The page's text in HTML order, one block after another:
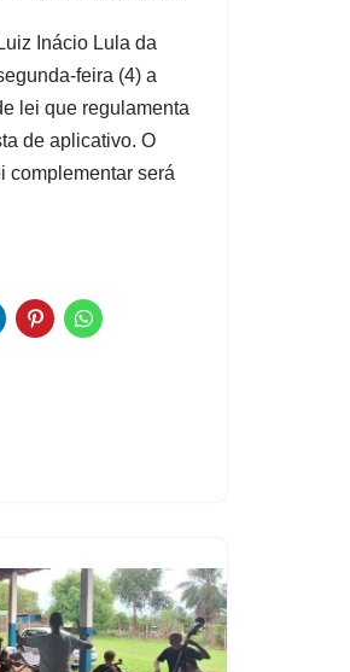
Inácio Lula da
feira (4) a
lei que regulamenta
de aplicativo. O
complementar será